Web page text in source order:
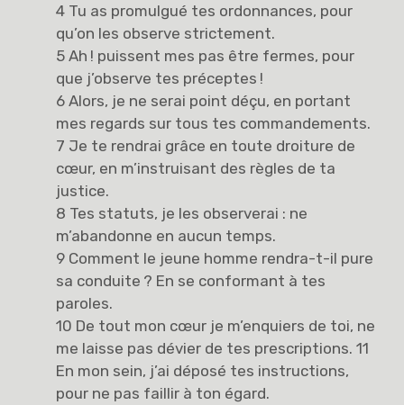
4 Tu as promulgué tes ordonnances, pour
qu’on les observe strictement.
5 Ah ! puissent mes pas être fermes, pour
que j’observe tes préceptes !
6 Alors, je ne serai point déçu, en portant
mes regards sur tous tes commandements.
7 Je te rendrai grâce en toute droiture de
cœur, en m’instruisant des règles de ta
justice.
8 Tes statuts, je les observerai : ne
m’abandonne en aucun temps.
9 Comment le jeune homme rendra-t-il pure
sa conduite ? En se conformant à tes
paroles.
10 De tout mon cœur je m’enquiers de toi, ne
me laisse pas dévier de tes prescriptions. 11
En mon sein, j’ai déposé tes instructions,
pour ne pas faillir à ton égard.